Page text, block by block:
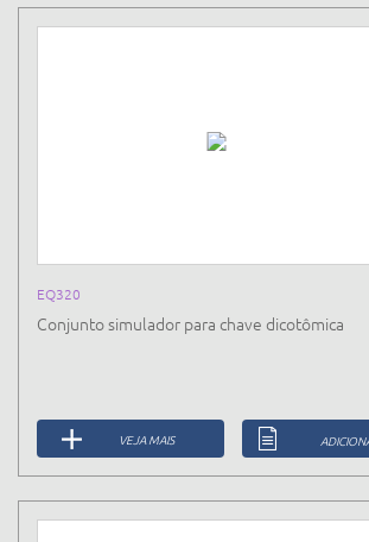
EQ320
Conjunto simulador para chave dicotômica
VEJA MAIS